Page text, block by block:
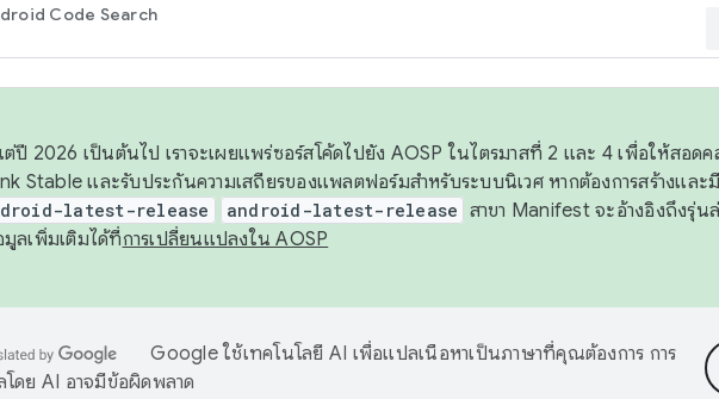
Code Search
ปี 2026 เป็นต้นไป เราจะเผยแพร่ซอร์สโค้ดไปยัง AOSP ในไตรมาสที่ 2 และ 4 เพื่อให้สอด
Stable และรับประกันความเสถียรของแพลตฟอร์มสำหรับระบบนิเวศ หากต้องการสร้างและ
latest-release android-latest-release สาขา Manifest จะอ้างอิงถึงรุ่
ลเพิ่มเติมได้ที่การเปลี่ยนแปลงใน AOSP
Google ใช้เทคโนโลยี AI เพื่อแปลเนื้อหาเป็นภาษาที่คุณต้องการ การ
ดย AI อาจมีข้อผิดพลาด